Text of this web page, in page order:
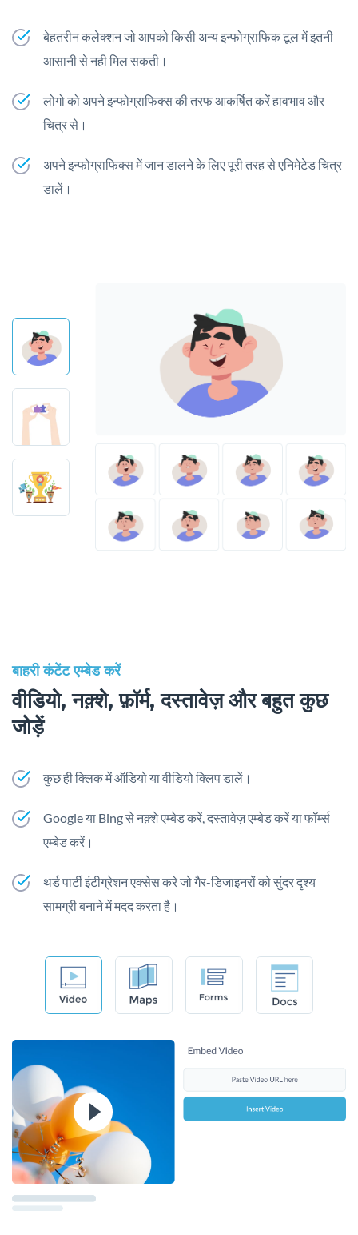
बेहतरीन कलेक्शन जो आपको किसी अन्य इन्फोग्राफिक टूल में इतनी
आसानी से नही मिल सकती।
लोगो को अपने इन्फोग्राफिक्स की तरफ आकर्षित करें हावभाव और
चित्र से।
अपने इन्फोग्राफिक्स में जान डालने के लिए पूरी तरह से एनिमेटेड चित्र
डालें।
बाहरी कंटेंट एम्बेड करें
वीडियो, नक़्शे, फ़ॉर्म, दस्तावेज़ और बहुत कुछ
जोड़ें
कुछ ही क्लिक में ऑडियो या वीडियो क्लिप डालें।
Google या Bing से नक़्शे एम्बेड करें, दस्तावेज़ एम्बेड करें या फॉर्म्स
एम्बेड करें।
थर्ड पार्टी इंटीग्रेशन एक्सेस करे जो गैर-डिजाइनरों को सुंदर दृश्य
सामग्री बनाने में मदद करता है।